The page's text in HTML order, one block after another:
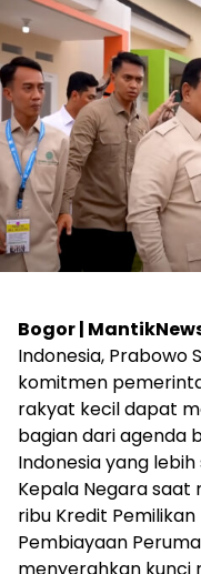
Bogor |
Indonesia, Prabowo
komitmen
rakyat kecil dapat
bagian dari agenda
Indonesia yang
Kepala Negara saat
ribu Kredit Pemilikan
Pembiayaan
menyerahkan kunci